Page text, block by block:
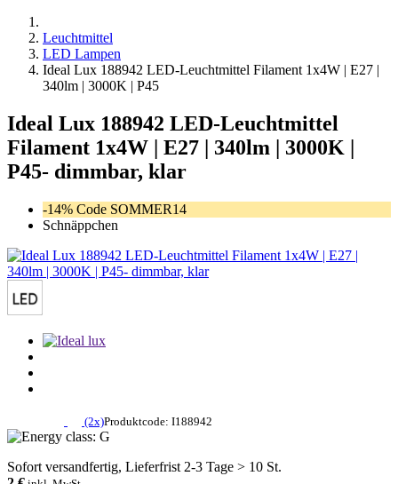
Leuchtmittel
LED Lampen
Ideal Lux 188942 LED-Leuchtmittel Filament 1x4W | E27 |
340lm | 3000K | P45
Ideal Lux 188942 LED-Leuchtmittel
Filament 1x4W | E27 | 340lm | 3000K |
P45- dimmbar, klar
-14% Code SOMMER14
Schnäppchen
(2x)Produktcode: I188942
Sofort versandfertig, Lieferfrist 2-3 Tage > 10 St.